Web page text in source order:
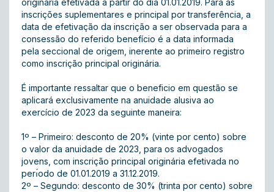
originária efetivada a partir do dia 01.01.2019. Para as
inscrições suplementares e principal por transferência, a
data de efetivação da inscrição a ser observada para a
consessão do referido benefício é a data informada
pela seccional de origem, inerente ao primeiro registro
como inscrição principal originária.
É importante ressaltar que o beneficio em questão se
aplicará exclusivamente na anuidade alusiva ao
exercício de 2023 da seguinte maneira:
1º – Primeiro: desconto de 20% (vinte por cento) sobre
o valor da anuidade de 2023, para os advogados
jovens, com inscrição principal originária efetivada no
perı́odo de 01.01.2019 a 31.12.2019.
2º – Segundo: desconto de 30% (trinta por cento) sobre